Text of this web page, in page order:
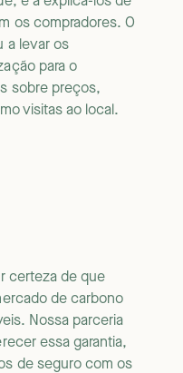
os compradores. O
a levar os
para o
sobre preços,
visitas ao local.
certeza de que
de carbono
Nossa parceria
essa garantia,
de seguro com os